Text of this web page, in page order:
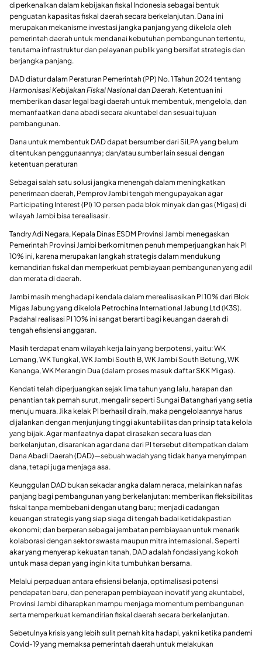
diperkenalkan dalam kebijakan fiskal Indonesia sebagai bentuk
penguatan kapasitas fiskal daerah secara berkelanjutan. Dana ini
merupakan mekanisme investasi jangka panjang yang dikelola oleh
pemerintah daerah untuk mendanai kebutuhan pembangunan tertentu,
terutama infrastruktur dan pelayanan publik yang bersifat strategis dan
berjangka panjang.
DAD diatur dalam Peraturan Pemerintah (PP) No. 1 Tahun 2024 tentang
Harmonisasi Kebijakan Fiskal Nasional dan Daerah. Ketentuan ini
memberikan dasar legal bagi daerah untuk membentuk, mengelola, dan
memanfaatkan dana abadi secara akuntabel dan sesuai tujuan
pembangunan.
Dana untuk membentuk DAD dapat bersumber dari SiLPA yang belum
ditentukan penggunaannya; dan/atau sumber lain sesuai dengan
ketentuan peraturan
Sebagai salah satu solusi jangka menengah dalam meningkatkan
penerimaan daerah, Pemprov Jambi tengah mengupayakan agar
Participating Interest (PI) 10 persen pada blok minyak dan gas (Migas) di
wilayah Jambi bisa terealisasir.
Tandry Adi Negara, Kepala Dinas ESDM Provinsi Jambi menegaskan
Pemerintah Provinsi Jambi berkomitmen penuh memperjuangkan hak PI
10% ini, karena merupakan langkah strategis dalam mendukung
kemandirian fiskal dan memperkuat pembiayaan pembangunan yang adil
dan merata di daerah.
Jambi masih menghadapi kendala dalam merealisasikan PI 10% dari Blok
Migas Jabung yang dikelola Petrochina International Jabung Ltd (K3S).
Padahal realisasi PI 10% ini sangat berarti bagi keuangan daerah di
tengah efisiensi anggaran.
Masih terdapat enam wilayah kerja lain yang berpotensi, yaitu: WK
Lemang, WK Tungkal, WK Jambi South B, WK Jambi South Betung, WK
Kenanga, WK Merangin Dua (dalam proses masuk daftar SKK Migas).
Kendati telah diperjuangkan sejak lima tahun yang lalu, harapan dan
penantian tak pernah surut, mengalir seperti Sungai Batanghari yang setia
menuju muara. Jika kelak PI berhasil diraih, maka pengelolaannya harus
dijalankan dengan menjunjung tinggi akuntabilitas dan prinsip tata kelola
yang bijak. Agar manfaatnya dapat dirasakan secara luas dan
berkelanjutan, disarankan agar dana dari PI tersebut ditempatkan dalam
Dana Abadi Daerah (DAD)—sebuah wadah yang tidak hanya menyimpan
dana, tetapi juga menjaga asa.
Keunggulan DAD bukan sekadar angka dalam neraca, melainkan nafas
panjang bagi pembangunan yang berkelanjutan: memberikan fleksibilitas
fiskal tanpa membebani dengan utang baru; menjadi cadangan
keuangan strategis yang siap siaga di tengah badai ketidakpastian
ekonomi; dan berperan sebagai jembatan pembiayaan untuk menarik
kolaborasi dengan sektor swasta maupun mitra internasional. Seperti
akar yang menyerap kekuatan tanah, DAD adalah fondasi yang kokoh
untuk masa depan yang ingin kita tumbuhkan bersama.
Melalui perpaduan antara efisiensi belanja, optimalisasi potensi
pendapatan baru, dan penerapan pembiayaan inovatif yang akuntabel,
Provinsi Jambi diharapkan mampu menjaga momentum pembangunan
serta memperkuat kemandirian fiskal daerah secara berkelanjutan.
Sebetulnya krisis yang lebih sulit pernah kita hadapi, yakni ketika pandemi
Covid-19 yang memaksa pemerintah daerah untuk melakukan